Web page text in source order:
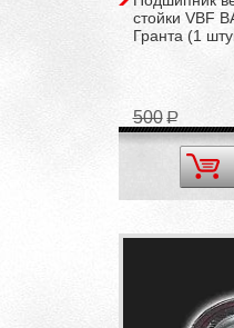
стойки VBF
Гранта (1
500